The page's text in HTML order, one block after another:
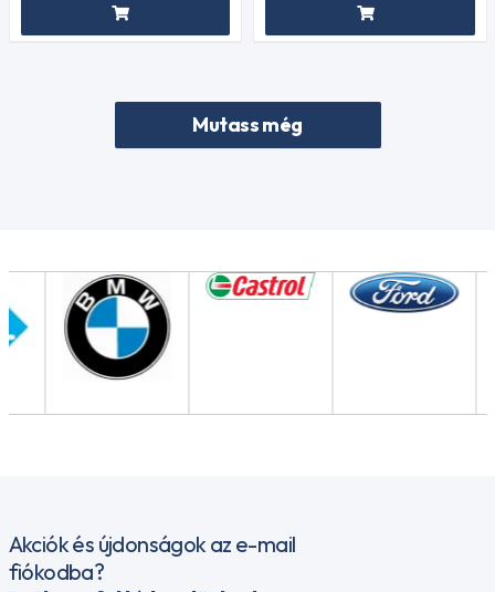
Mutass még
Akciók és újdonságok az e-mail
fiókodba?